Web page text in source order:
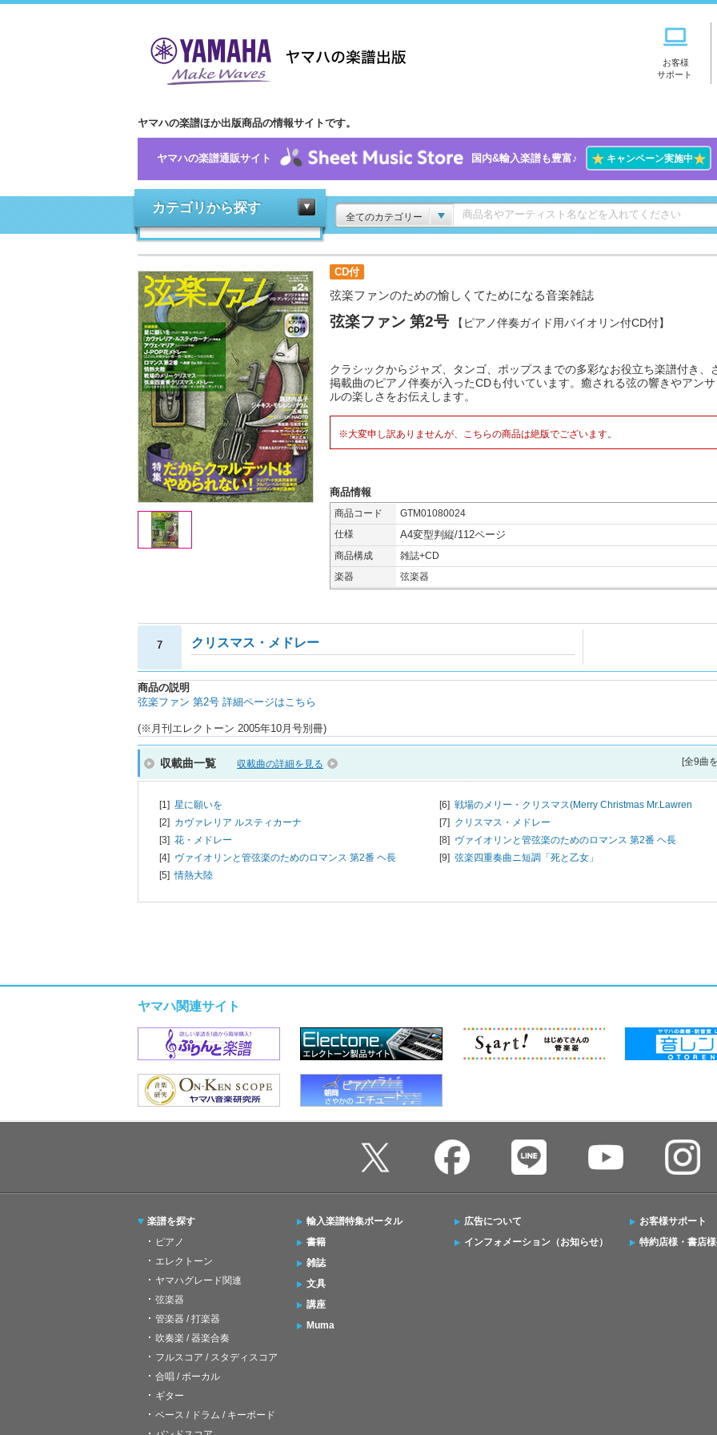
お客様
サポート
ヤマハの楽譜ほか出版商品の情報サイトです。
ヤマハの楽譜通販サイト 国内&輸入楽譜も豊富♪ ★キャンペーン実施中★
カテゴリから探す
全てのカテゴリー
CD付
弦楽ファンのための愉しくてためになる音楽雑誌
弦楽ファン 第2号 【ピアノ伴奏ガイド用バイオリン付CD付】
クラシックからジャズ、タンゴ、ポップスまでの多彩なお役立ち楽譜付き、
掲載曲のピアノ伴奏が入ったCDも付いています。癒される弦の響きやアン
ルの楽しさをお伝えします。
※大変申し訳ありませんが、こちらの商品は絶版でございます。
商品情報
商品コード
GTM01080024
仕様
A4変型判縦/112ページ
商品構成
雑誌+CD
楽器
弦楽器
7 クリスマス・メドレー
商品の説明
弦楽ファン 第2号 詳細ページはこちら
(※月刊エレクトーン 2005年10月号別冊)
収載曲一覧 収載曲の詳細を見る [全9曲
[1] 星に願いを
[2] カヴァレリア ルスティカーナ
[3] 花・メドレー
[4] ヴァイオリンと管弦楽のためのロマンス 第2番 ヘ長
[5]情熱大陸
[6] 戦場のメリー・クリスマス(Merry Christmas Mr.Lawren
[7] クリスマス・メドレー
[8] ヴァイオリンと管弦楽のためのロマンス 第2番 ヘ長
[9] 弦楽四重奏曲ニ短調「死と乙女」
ヤマハ関連サイト
楽譜を探す
ピアノ
エレクトーン
ヤマハグレード関連
弦楽器
管楽器 / 打楽器
吹奏楽 / 器楽合奏
フルスコア / スタディスコア
合唱 / ボーカル
ギター
ベース / ドラム / キーボード
輸入楽譜特集ポータル
書籍
雑誌
文具
講座
Muma
広告について
インフォメーション（お知らせ）
お客様サポート
特約店様・書店